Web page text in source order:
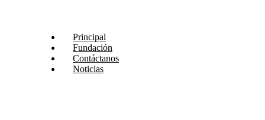
Principal
Fundación
Contáctanos
Noticias